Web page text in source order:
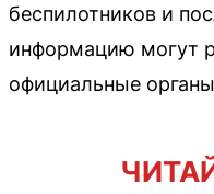
беспилотников и
информацию могут
официальные